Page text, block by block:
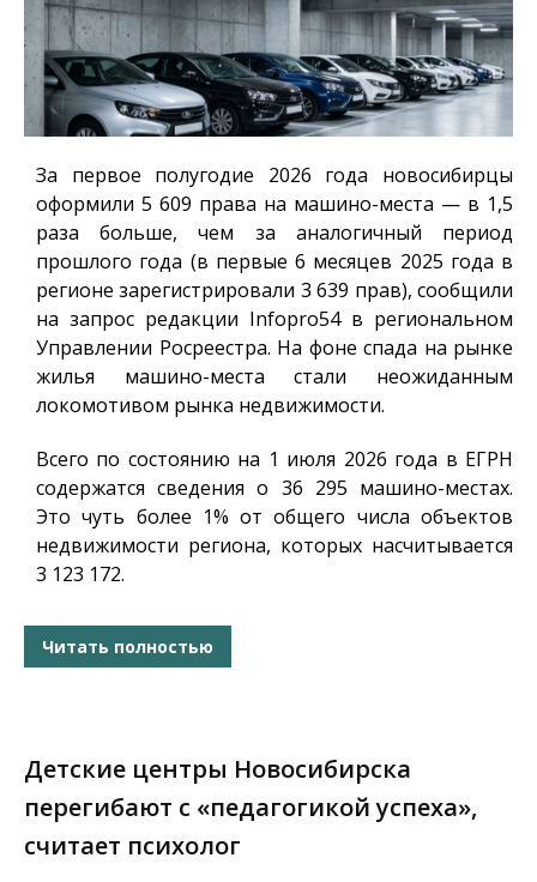
За первое полугодие 2026 года новосибирцы
оформили 5 609 права на машино-места — в 1,5
раза больше, чем за аналогичный период
прошлого года (в первые 6 месяцев 2025 года в
регионе зарегистрировали 3 639 прав), сообщили
на запрос редакции Infopro54в региональном
Управлении Росреестра. На фоне спада на рынке
жилья машино-места стали неожиданным
локомотивом рынка недвижимости.
Всего по состоянию на 1 июля 2026 года в ЕГРН
содержатся сведения о 36 295 машино-местах.
Это чуть более 1% от общего числа объектов
недвижимости региона, которых насчитывается
3 123 172.
Читать полностью
Детские центры Новосибирска
перегибают с «педагогикой успеха»,
считает психолог